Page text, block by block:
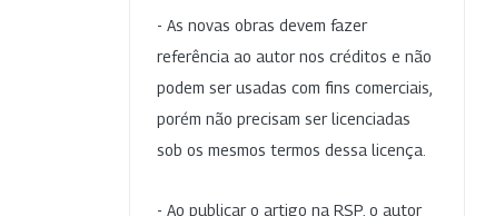
- As novas obras devem fazer
referência ao autor nos créditos e não
podem ser usadas com fins comerciais,
porém não precisam ser licenciadas
sob os mesmos termos dessa licença.
- Ao publicar o artigo na RSP, o autor